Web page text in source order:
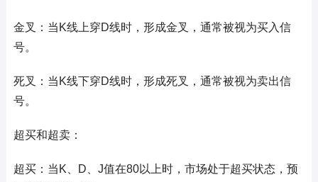
金叉：当K线上穿D线时，形成金叉，通常被视为买入信
号。
死叉：当K线下穿D线时，形成死叉，通常被视为卖出信
号。
超买和超卖：
超买：当K、D、J值在80以上时，市场处于超买状态，预